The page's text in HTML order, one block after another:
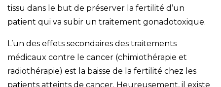
tissu dans le but de préserver la fertilité d’un
patient qui va subir un traitement gonadotoxique.
L’un des effets secondaires des traitements
médicaux contre le cancer (chimiothérapie et
radiothérapie) est la baisse de la fertilité chez les
patients atteints de cancer. Heureusement, il existe